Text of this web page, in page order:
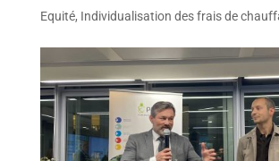
Equité, Individualisation des frais de